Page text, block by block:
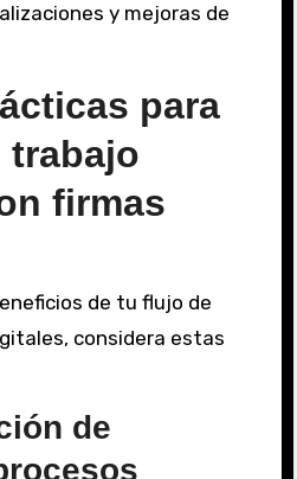
y mejoras de
para
trabajo
firmas
de tu flujo de
considera estas
de